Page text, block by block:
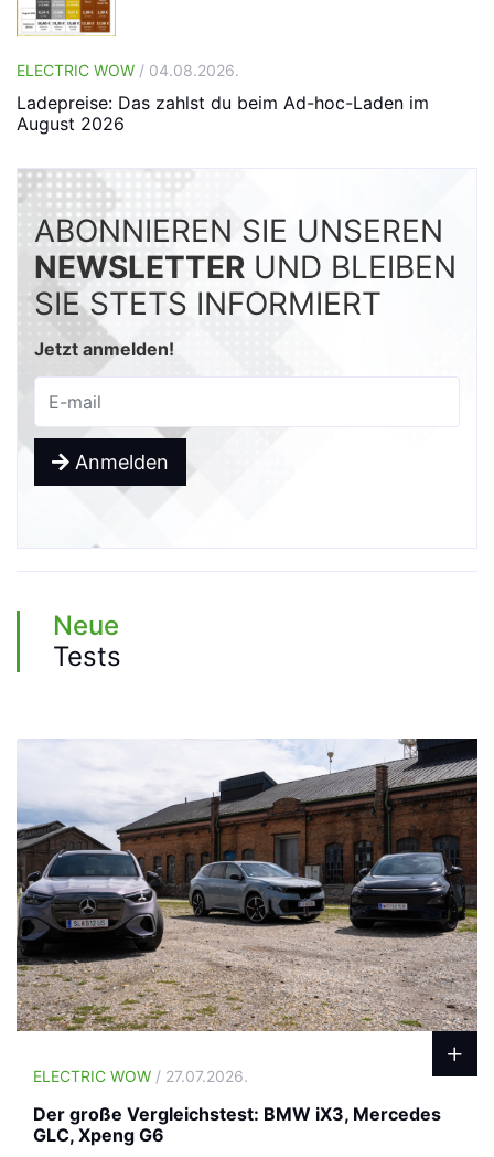
ELECTRIC WOW / 04.08.2026.
Ladepreise: Das zahlst du beim Ad-hoc-Laden im
August 2026
ABONNIEREN SIE UNSEREN
NEWSLETTER UND BLEIBEN
SIE STETS INFORMIERT
Jetzt anmelden!
Anmelden
Neue
Tests
ELECTRIC WOW / 27.07.2026.
Der große Vergleichstest: BMW iX3, Mercedes
GLC, Xpeng G6